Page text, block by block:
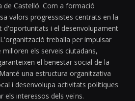
de Castelló. Com a formació
valors progressistes centrats en la
d'oportunitats i el desenvolupament
treballa per impulsar
els serveis ciutadans,
el benestar social de la
una estructura organitzativa
i desenvolupa activitats polítiques
els interessos dels veïns.